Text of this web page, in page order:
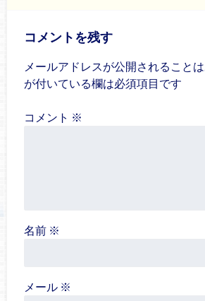
コメントを残す
メールアドレスが公開されることは
が付いている欄は必須項目です
コメント ※
名前 ※
メール ※